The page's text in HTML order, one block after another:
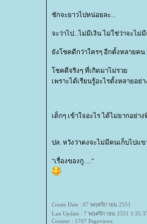
ชักจะยาวไปหน่อยละ...
จะว่าไป...ไม่มีเงิน ไม่ใช่ว่าจะไ
งโชคดีกว่าใครๆ อีกตั้งหลายค
ชคดีจริงๆ ที่เกิดมาไม่รว
เพราะได้เรียนรู้อะไรตั้งหลายอ
เด็กๆ เข้าใจอะไร ได้ไม่ยากอย่า
ปล. หวังว่าคงจะไม่มีคนเก็บไปแ
"เรื่องของกู....."
Create Date : 07 พฤศจิกายน 2551
Last Update : 7 พฤศจิกายน 2551
Counter : 1707 Pageviews.